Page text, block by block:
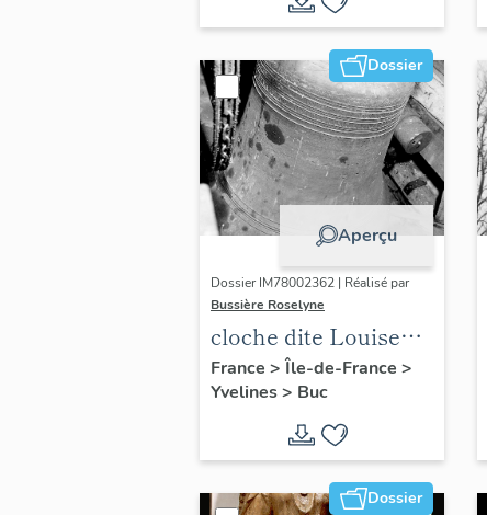
Dossier
Aperçu
Dossier IM78002362 | Réalisé par
Bussière Roselyne
cloche dite Louise
Auguste Adélaïde
France > Île-de-France >
Yvelines> Buc
Dossier